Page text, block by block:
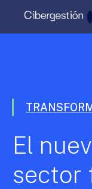
El
sector